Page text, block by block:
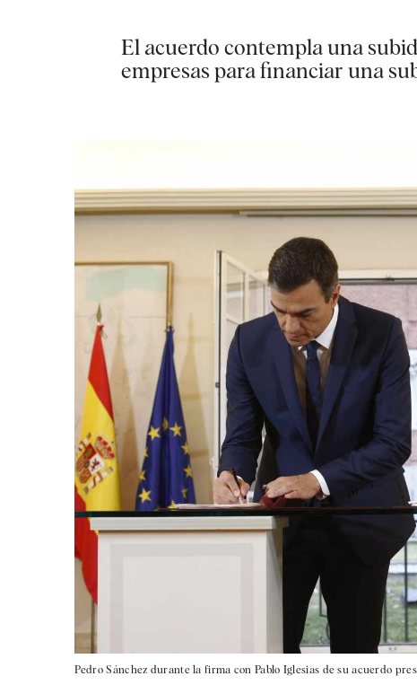
El acuerdo contempla una
empresas para financiar una
Pedro Sánchez durante la firma con Pablo Iglesias de su acuerdo